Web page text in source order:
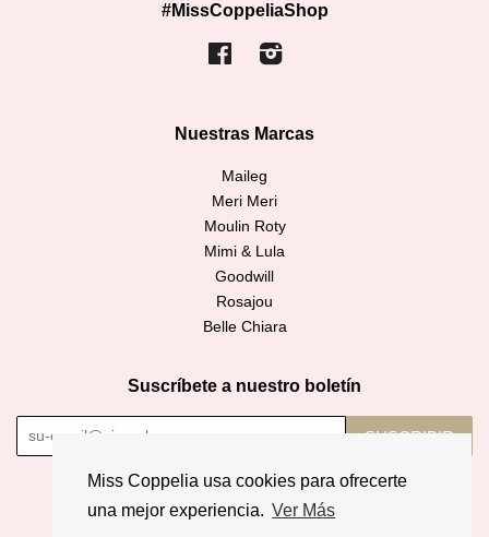
Miss Coppelia usa cookies para ofrecerte
una mejor experiencia. Ver Más
#MissCoppeliaShop
FacebookInstagram
Nuestras Marcas
Maileg
Meri Meri
Moulin Roty
Mimi & Lula
Goodwill
Rosajou
Belle Chiara
Suscríbete a nuestro boletín
SUSCRIBIR
Copyright © 2026, Miss Coppelia